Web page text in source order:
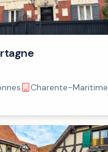
Charente-Maritime